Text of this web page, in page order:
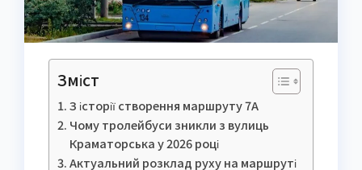
Зміст
З історії створення маршруту 7А
Чому тролейбуси зникли з вулиць
Краматорська у 2026 році
Актуальний розклад руху на маршруті